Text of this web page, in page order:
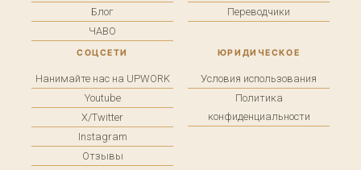
Блог
ЧАВО
Переводчики
СОЦСЕТИ
Нанимайте нас на UPWORK
Youtube
X/Twitter
Instagram
Отзывы
ЮРИДИЧЕСКОЕ
Условия использования
Политика
конфиденциальности